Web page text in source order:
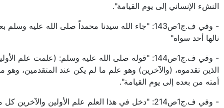
النشء الإنساني إلى يوم القيامة".
- وفي ف.ج1ص143: "جاء الله سيدنا محمداً صلى الله عليه وسلم
نالها أحد سواه"
- وفي ف.ج1ص144: "قوله صلى الله عليه وسلم: (علمت علم
الذين تقدموه، (والآخرين) وهو علم ما لم يكن عند المتقدمين، وهو
أمته من بعده إلى يوم القيامة".
- وفي ف.ج1ص214: "دخل في هذا العلم علم الأولين والآخرين